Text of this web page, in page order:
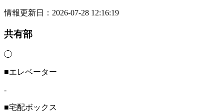
情報更新日：2026-07-28 12:16:19
共有部
◯
■エレベーター
-
■宅配ボックス